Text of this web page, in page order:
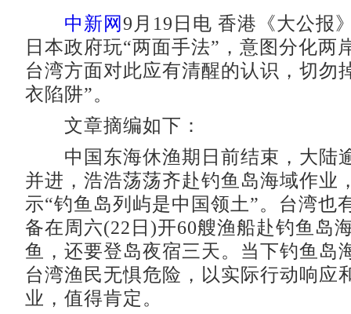
中新网 9月19日电 香港《大公报
日本政府玩“两面手法”，意图分化两
台湾方面对此应有清醒的认识，切勿
衣陷阱”。
文章摘编如下：
中国东海休渔期日前结束，大陆
并进，浩浩荡荡齐赴钓鱼岛海域作业
示“钓鱼岛列屿是中国领土”。台湾也
备在周六(22日)开60艘渔船赴钓鱼岛
鱼，还要登岛夜宿三天。当下钓鱼岛
台湾渔民无惧危险，以实际行动响应
业，值得肯定。